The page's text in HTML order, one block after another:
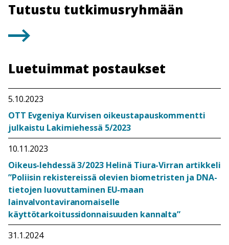
Tutustu tutkimusryhmään
Luetuimmat postaukset
5.10.2023
OTT Evgeniya Kurvisen oikeustapauskommentti
julkaistu Lakimiehessä 5/2023
10.11.2023
Oikeus-lehdessä 3/2023 Helinä Tiura-Virran artikkeli
”Poliisin rekistereissä olevien biometristen ja DNA-
tietojen luovuttaminen EU-maan
lainvalvontaviranomaiselle
käyttötarkoitussidonnaisuuden kannalta”
31.1.2024